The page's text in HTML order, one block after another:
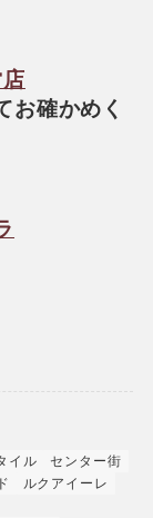
お確かめく
イル
センター街
ルクアイーレ